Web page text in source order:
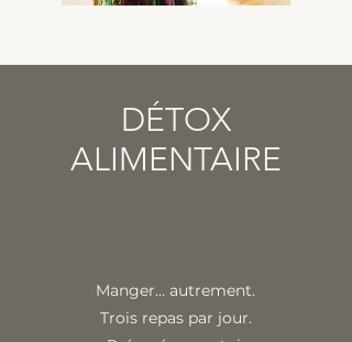
DÉTOX
ALIMENTAIRE
Manger… autrement.
Trois repas par jour.